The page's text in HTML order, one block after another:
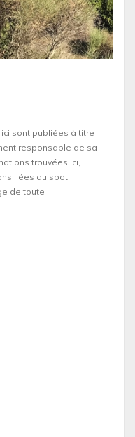
sont publiées à titre
responsable de sa
trouvées ici,
liées au spot
de toute